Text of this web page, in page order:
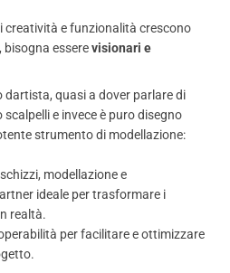
creatività e funzionalità crescono
bisogna esserevisionari e
quasi a dover parlare di
e invece è puro disegno
strumento di modellazione:
modellazione e
ideale per trasformare i
realtà.
per facilitare e ottimizzare